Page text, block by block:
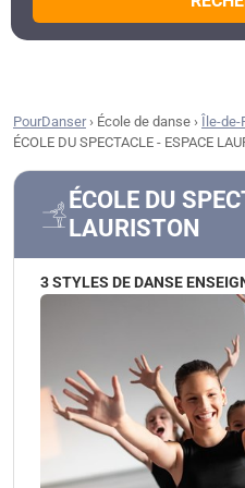
PourDanser› École de danse › Île-de-
ÉCOLE DU SPECTACLE - ESPACE
ÉCOLE DU
LAURISTON
3 STYLES DE DANSE